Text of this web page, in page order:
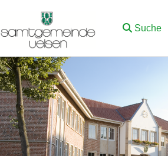
Zum Hauptinhalt springen
Suche